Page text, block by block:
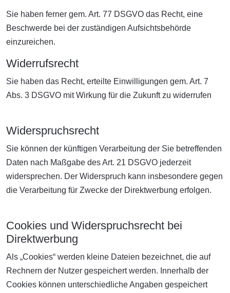
Sie haben ferner gem. Art. 77 DSGVO das Recht, eine
Beschwerde bei der zuständigen Aufsichtsbehörde
einzureichen.
Widerrufsrecht
Sie haben das Recht, erteilte Einwilligungen gem. Art. 7
Abs. 3 DSGVO mit Wirkung für die Zukunft zu widerrufen
Widerspruchsrecht
Sie können der künftigen Verarbeitung der Sie betreffenden
Daten nach Maßgabe des Art. 21 DSGVO jederzeit
widersprechen. Der Widerspruch kann insbesondere gegen
die Verarbeitung für Zwecke der Direktwerbung erfolgen.
Cookies und Widerspruchsrecht bei
Direktwerbung
Als „Cookies“ werden kleine Dateien bezeichnet, die auf
Rechnern der Nutzer gespeichert werden. Innerhalb der
Cookies können unterschiedliche Angaben gespeichert